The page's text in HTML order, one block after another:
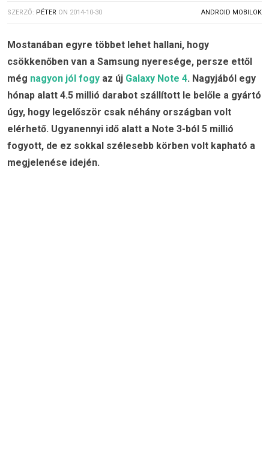
SZERZŐ: PÉTER ON 2014-10-30 ANDROID MOBILOK
Mostanában egyre többet lehet hallani, hogy
csökkenőben van a Samsung nyeresége, persze ettől
még nagyon jól fogy az új Galaxy Note 4. Nagyjából egy
hónap alatt 4.5 millió darabot szállított le belőle a gyártó
úgy, hogy legelőször csak néhány országban volt
elérhető. Ugyanennyi idő alatt a Note 3-ból 5 millió
fogyott, de ez sokkal szélesebb körben volt kapható a
megjelenése idején.